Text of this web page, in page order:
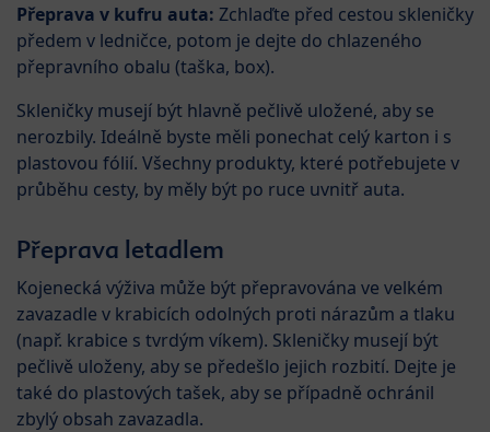
Přeprava v kufru auta: Zchlaďte před cestou skleničky
předem v ledničce, potom je dejte do chlazeného
přepravního obalu (taška, box).
Skleničky musejí být hlavně pečlivě uložené, aby se
nerozbily. Ideálně byste měli ponechat celý karton i s
plastovou fólií. Všechny produkty, které potřebujete v
průběhu cesty, by měly být po ruce uvnitř auta.
Přeprava letadlem
Kojenecká výživa může být přepravována ve velkém
zavazadle v krabicích odolných proti nárazům a tlaku
(např. krabice s tvrdým víkem). Skleničky musejí být
pečlivě uloženy, aby se předešlo jejich rozbití. Dejte je
také do plastových tašek, aby se případně ochránil
zbylý obsah zavazadla.